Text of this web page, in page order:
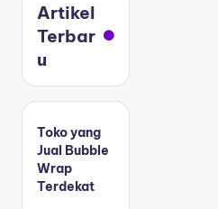
Artikel
Terbar
u
Toko yang
Jual Bubble
Wrap
Terdekat